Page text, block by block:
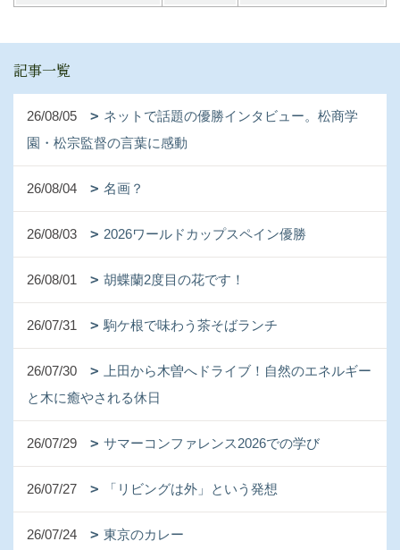
記事一覧
26/08/05
ネットで話題の優勝インタビュー。松商学
園・松宗監督の言葉に感動
26/08/04 名画？
26/08/03 2026ワールドカップスペイン優勝
26/08/01 胡蝶蘭2度目の花です！
26/07/31 駒ケ根で味わう茶そばランチ
26/07/30
上田から木曽へドライブ！自然のエネルギー
と木に癒やされる休日
26/07/29 サマーコンファレンス2026での学び
26/07/27 「リビングは外」という発想
26/07/24 東京のカレー